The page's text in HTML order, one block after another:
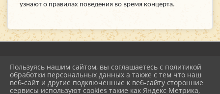
узнают о правилах поведения во время концерта.
2026 г. mu-emcdk.ru
Вход
Карта сайта
Пользуясь нашим сайтом, вы соглашаетесь с политикой
обработки персональных данных а также с тем что наш
веб-сайт и другие подключенные к веб-сайту сторонние
сервисы используют cookies такие как Яндекс Метрика,